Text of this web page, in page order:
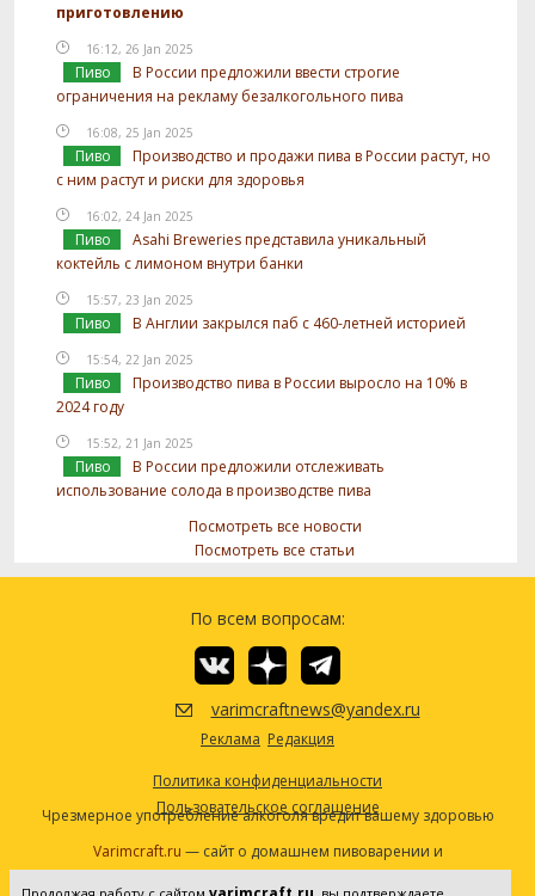
приготовлению
16:12, 26 Jan 2025
Пиво
В России предложили ввести строгие
ограничения на рекламу безалкогольного пива
16:08, 25 Jan 2025
Пиво
Производство и продажи пива в России растут, но
с ним растут и риски для здоровья
16:02, 24 Jan 2025
Пиво
Asahi Breweries представила уникальный
коктейль с лимоном внутри банки
15:57, 23 Jan 2025
Пиво В Англии закрылся паб с 460-летней историей
15:54, 22 Jan 2025
Пиво
Производство пива в России выросло на 10% в
2024 году
15:52, 21 Jan 2025
Пиво
В России предложили отслеживать
использование солода в производстве пива
Посмотреть все новости
Посмотреть все статьи
По всем вопросам:
varimcraftnews@yandex.ru
Реклама Редакция
Политика конфиденциальности
Пользовательское соглашение
Чрезмерное употребление алкоголя вредит вашему здоровью
Varimcraft.ru — сайт о домашнем пивоварении и
самогоноварении.